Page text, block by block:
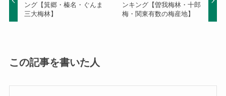
ング【箕郷・榛名・ぐんま
三大梅林】
ンキング【曽我梅林・十郎
梅・関東有数の梅産地】
この記事を書いた人